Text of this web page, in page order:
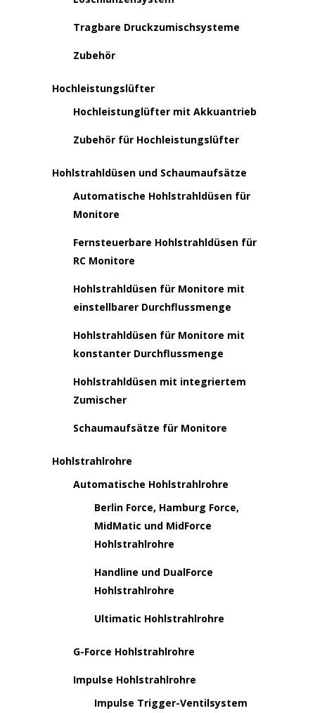
Tragbare Druckzumischsysteme
Zubehör
Hochleistungslüfter
Hochleistunglüfter mit Akkuantrieb
Zubehör für Hochleistungslüfter
Hohlstrahldüsen und Schaumaufsätze
Automatische Hohlstrahldüsen für
Monitore
Fernsteuerbare Hohlstrahldüsen für
RC Monitore
Hohlstrahldüsen für Monitore mit
einstellbarer Durchflussmenge
Hohlstrahldüsen für Monitore mit
konstanter Durchflussmenge
Hohlstrahldüsen mit integriertem
Zumischer
Schaumaufsätze für Monitore
Hohlstrahlrohre
Automatische Hohlstrahlrohre
Berlin Force, Hamburg Force,
MidMatic und MidForce
Hohlstrahlrohre
Handline und DualForce
Hohlstrahlrohre
Ultimatic Hohlstrahlrohre
G-Force Hohlstrahlrohre
Impulse Hohlstrahlrohre
Impulse Trigger-Ventilsystem